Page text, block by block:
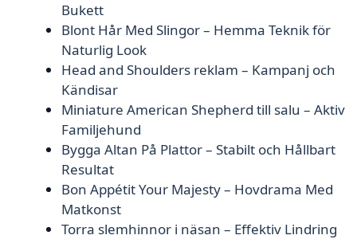
Bukett
Blont Hår Med Slingor – Hemma Teknik för
Naturlig Look
Head and Shoulders reklam – Kampanj och
Kändisar
Miniature American Shepherd till salu – Aktiv
Familjehund
Bygga Altan På Plattor – Stabilt och Hållbart
Resultat
Bon Appétit Your Majesty – Hovdrama Med
Matkonst
Torra slemhinnor i näsan – Effektiv Lindring